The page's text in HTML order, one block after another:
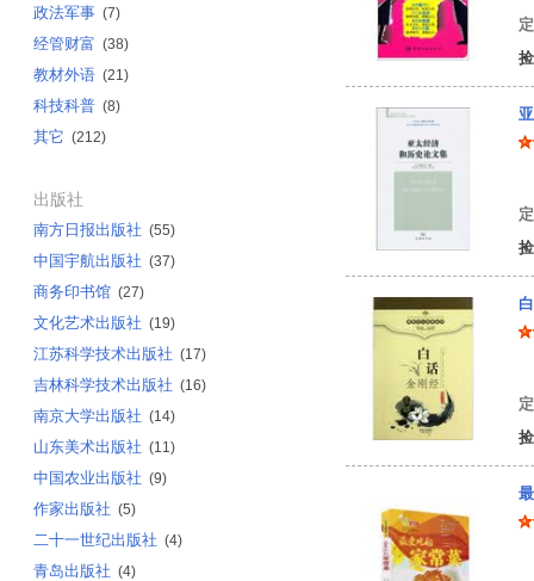
政法军事 (7)
经管财富 (38)
教材外语 (21)
科技科普 (8)
其它 (212)
出版社
南方日报出版社 (55)
中国宇航出版社 (37)
商务印书馆 (27)
文化艺术出版社 (19)
江苏科学技术出版社 (17)
吉林科学技术出版社 (16)
南京大学出版社 (14)
山东美术出版社 (11)
中国农业出版社 (9)
作家出版社 (5)
二十一世纪出版社 (4)
青岛出版社 (4)